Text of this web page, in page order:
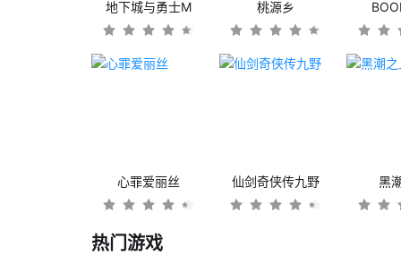
地下城与勇士M 桃源乡
心罪爱丽丝 仙剑奇侠传九野 黑
热门游戏